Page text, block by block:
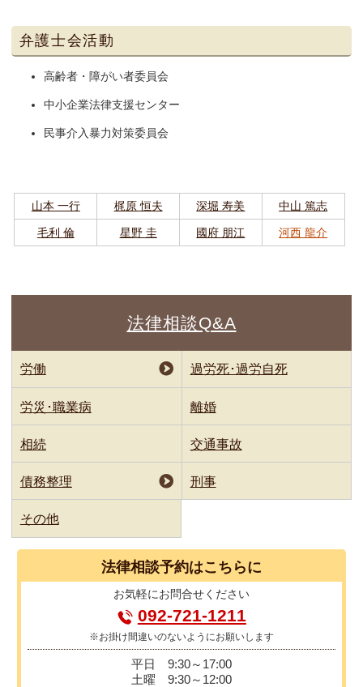
弁護士会活動
高齢者・障がい者委員会
中小企業法律支援センター
民事介入暴力対策委員会
山本 一行 梶原 恒夫 深堀 寿美 中山 篤志
毛利 倫 星野 圭 國府 朋江 河西 龍介
法律相談Q&A
労働 過労死･過労自死
労災･職業病 離婚
相続 交通事故
債務整理 刑事
その他
法律相談予約はこちらに
お気軽にお問合せください
092-721-1211
※お掛け間違いのないようにお願いします
平日
9:30～17:00
土曜
9:30～12:00